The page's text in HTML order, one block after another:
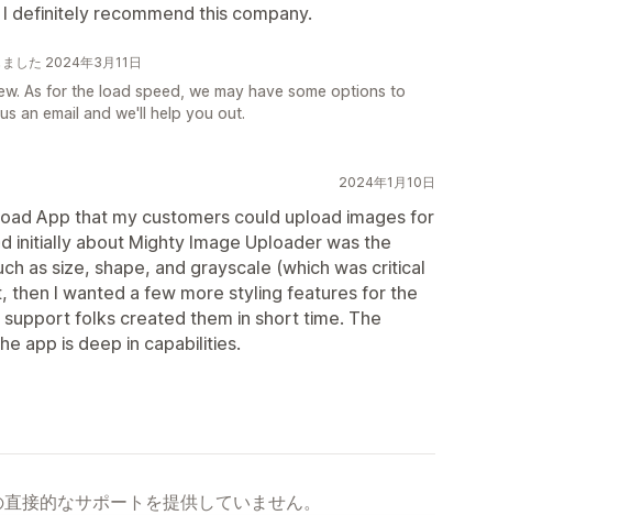
definitely recommend this company.
した 2024年3月11日
As for the load speed, we may have some options to
an email and we'll help you out.
2024年1月10日
App that my customers could upload images for
initially about Mighty Image Uploader was the
as size, shape, and grayscale (which was critical
then I wanted a few more styling features for the
folks created them in short time. The
app is deep in capabilities.
接的なサポートを提供していません。